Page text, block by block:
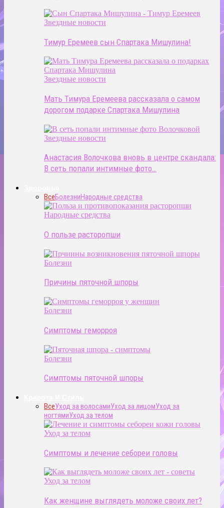
Звездные новости
Тимур Еремеев сын Спартака Мишулина!
Звездные новости
Мать Тимура Еремеева рассказала о самом
дорогом подарке Спартака Мишулина
Звездные новости
Анастасия Волочкова вновь в центре скандала:
В сеть попали интимные фото…
ВсеБолезниНародные средства
Народные средства
О пользе расторопши
Болезни
Причины пяточной шпоры
Болезни
Симптомы геморроя
Болезни
Симптомы пяточной шпоры
ВсеУход за волосамиУход за лицомУход за
ногтямиУход за телом
Уход за телом
Симптомы и лечение себореи головы
Уход за телом
Как женщине выглядеть моложе своих лет?